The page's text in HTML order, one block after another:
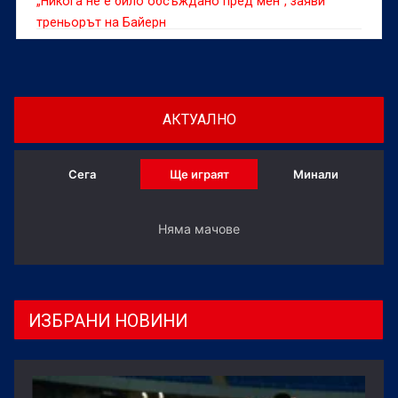
треньорът на Байерн
АКТУАЛНО
Сега Ще играят Минали
Няма мачове
ИЗБРАНИ НОВИНИ